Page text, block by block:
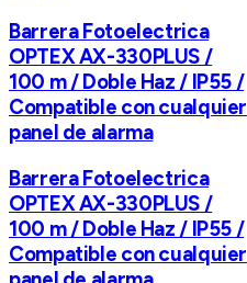
Barrera Fotoelectrica
OPTEX AX-330PLUS /
100 m / Doble Haz / IP55 /
Compatible con cualquier
panel de alarma
Barrera Fotoelectrica
OPTEX AX-330PLUS /
100 m / Doble Haz / IP55 /
Compatible con cualquier